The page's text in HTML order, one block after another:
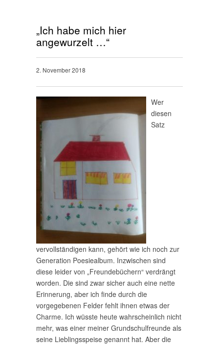
„Ich habe mich hier
angewurzelt …“
2. November 2018
Wer
diesen
Satz
vervollständigen kann, gehört wie ich noch zur
Generation Poesiealbum. Inzwischen sind
diese leider von „Freundebüchern“ verdrängt
worden. Die sind zwar sicher auch eine nette
Erinnerung, aber ich finde durch die
vorgegebenen Felder fehlt ihnen etwas der
Charme. Ich wüsste heute wahrscheinlich nicht
mehr, was einer meiner Grundschulfreunde als
seine Lieblingsspeise genannt hat. Aber die